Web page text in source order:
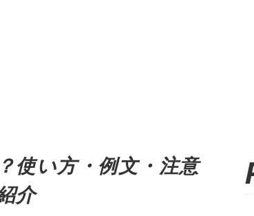
使い方・例文・注意
介